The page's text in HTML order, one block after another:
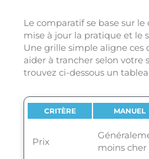
Le comparatif se base sur
mise à jour la pratique et le
Une grille simple aligne ces
aider à trancher selon votre
trouvez ci-dessous un
CRITÈRE MANUEL
Prix
moins cher